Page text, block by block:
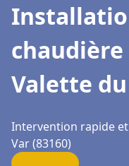
Valette
Intervention rapide
Var (83160)